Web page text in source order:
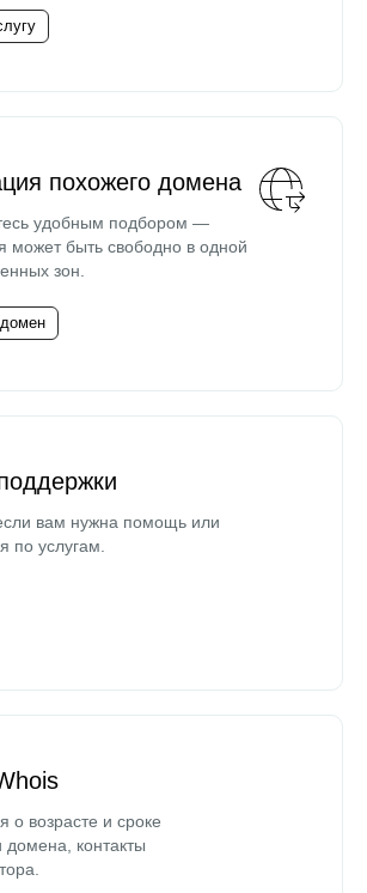
похожего домена
удобным подбором —
может быть свободно в одной
зон.
вам нужна помощь или
по услугам.
возрасте и сроке
домена, контакты